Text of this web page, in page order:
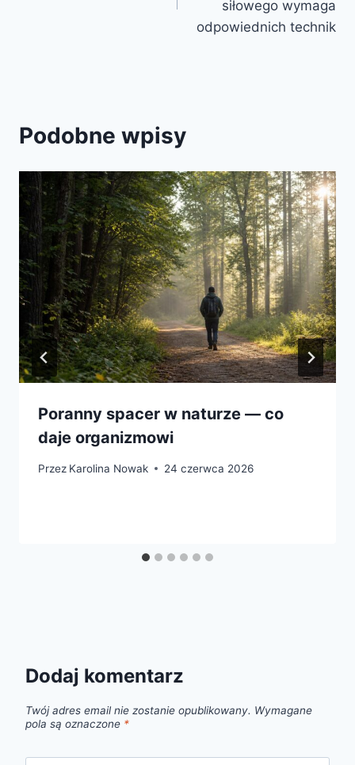
siłowego wymaga
odpowiednich technik
Podobne wpisy
Poranny spacer w naturze — co
daje organizmowi
Przez Karolina Nowak 24 czerwca 2026
Dodaj komentarz
Twój adres email nie zostanie opublikowany. Wymagane
pola są oznaczone *